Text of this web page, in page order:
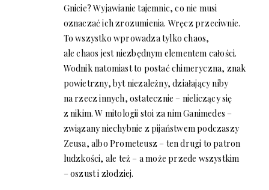
Gnicie? Wyjawianie tajemnic, co nie musi
oznaczać ich zrozumienia. Wręcz przeciwnie.
To wszystko wprowadza tylko chaos,
ale chaos jest niezbędnym elementem całości.
Wodnik natomiast to postać chimeryczna, znak
powietrzny, byt niezależny, działający niby
na rzecz innych, ostatecznie – nieliczący się
z nikim. W mitologii stoi za nim Ganimedes –
związany niechybnie z pijaństwem podczaszy
Zeusa, albo Prometeusz – ten drugi to patron
ludzkości, ale też – a może przede wszystkim
– oszust i złodziej.